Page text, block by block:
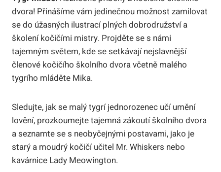
dvora! Přinášíme vám jedinečnou možnost zamilovat
se do úžasných ilustrací plných dobrodružství a
školení kočičími mistry. Projděte se s námi
tajemným světem, kde se setkávají nejslavnější
členové kočičího školního dvora včetně malého
tygrího mláděte Mika.
Sledujte, jak se malý tygrí jednorozenec učí umění
lovění, prozkoumejte tajemná zákoutí školního dvora
a seznamte se s neobyčejnými postavami, jako je
starý a moudrý kočičí učitel Mr. Whiskers nebo
kavárnice Lady Meowington.